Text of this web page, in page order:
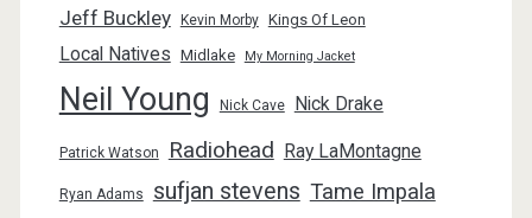
Jeff Buckley Kevin Morby Kings Of Leon
Local Natives Midlake My Morning Jacket
Neil Young Nick Cave Nick Drake
Patrick Watson Radiohead Ray LaMontagne
Ryan Adams sufjan stevens Tame Impala